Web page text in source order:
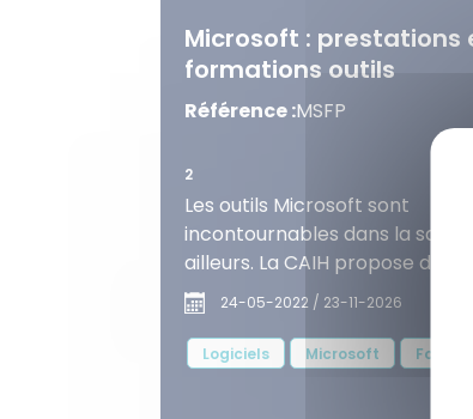
Microsoft : prestations
formations outils
Référence :MSFP
2
Les outils Microsoft sont
incontournables dans la
ailleurs. La CAIH propose des
formations certifiantes pour
techniques et des formations
permettant l’adoption des
24-05-2022 / 23-11-2026
Logiciels Microsoft